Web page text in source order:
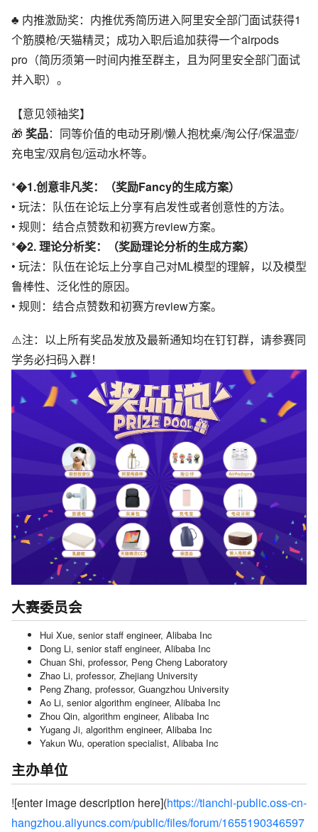
♣ 内推激励奖：内推优秀简历进入阿里安全部门面试获得1
个筋膜枪/天猫精灵；成功入职后追加获得一个airpods
pro（简历须第一时间内推至群主，且为阿里安全部门面试
并入职）。
【意见领袖奖】
🎁 奖品：同等价值的电动牙刷/懒人抱枕桌/淘公仔/保温壶/
充电宝/双肩包/运动水杯等。
*1.创意非凡奖：（奖励Fancy的生成方案）
• 玩法：队伍在论坛上分享有启发性或者创意性的方法。
• 规则：结合点赞数和初赛方review方案。
*2.理论分析奖：（奖励理论分析的生成方案）
• 玩法：队伍在论坛上分享自己对ML模型的理解，以及模型
鲁棒性、泛化性的原因。
• 规则：结合点赞数和初赛方review方案。
⚠️注：以上所有奖品发放及最新通知均在钉钉群，请参赛同
学务必扫码入群！
大赛委员会
Hui Xue, senior staff engineer, Alibaba Inc
Dong Li, senior staff engineer, Alibaba Inc
Chuan Shi, professor, Peng Cheng Laboratory
Zhao Li, professor, Zhejiang University
Peng Zhang, professor, Guangzhou University
Ao Li, senior algorithm engineer, Alibaba Inc
Zhou Qin, algorithm engineer, Alibaba Inc
Yugang Ji, algorithm engineer, Alibaba Inc
Yakun Wu, operation specialist, Alibaba Inc
主办单位
![enter image description here](https://tianchi-public.oss-cn-
hangzhou.aliyuncs.com/public/files/forum/1655190346597